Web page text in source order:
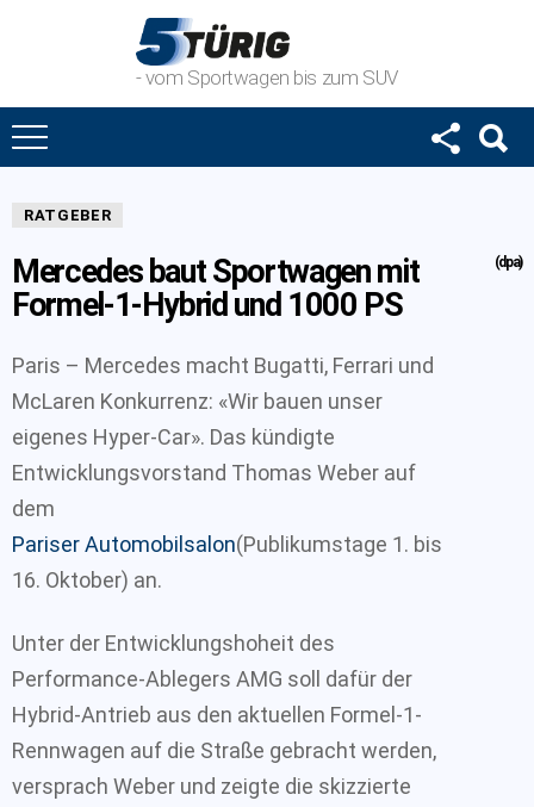
- vom Sportwagen bis zum SUV
RATGEBER
Mercedes baut Sportwagen mit
Formel-1-Hybrid und 1000 PS
(dpa)
Paris – Mercedes macht Bugatti, Ferrari und
McLaren Konkurrenz: «Wir bauen unser
eigenes Hyper-Car». Das kündigte
Entwicklungsvorstand Thomas Weber auf
dem
Pariser Automobilsalon(Publikumstage 1. bis
16. Oktober) an.
Unter der Entwicklungshoheit des
Performance-Ablegers AMG soll dafür der
Hybrid-Antrieb aus den aktuellen Formel-1-
Rennwagen auf die Straße gebracht werden,
versprach Weber und zeigte die skizzierte